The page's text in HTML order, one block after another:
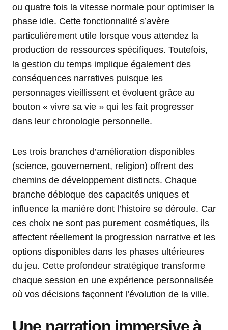
ou quatre fois la vitesse normale pour optimiser la
phase idle. Cette fonctionnalité s’avère
particulièrement utile lorsque vous attendez la
production de ressources spécifiques. Toutefois,
la gestion du temps implique également des
conséquences narratives puisque les
personnages vieillissent et évoluent grâce au
bouton « vivre sa vie » qui les fait progresser
dans leur chronologie personnelle.
Les trois branches d’amélioration disponibles
(science, gouvernement, religion) offrent des
chemins de développement distincts. Chaque
branche débloque des capacités uniques et
influence la manière dont l’histoire se déroule. Car
ces choix ne sont pas purement cosmétiques, ils
affectent réellement la progression narrative et les
options disponibles dans les phases ultérieures
du jeu. Cette profondeur stratégique transforme
chaque session en une expérience personnalisée
où vos décisions façonnent l’évolution de la ville.